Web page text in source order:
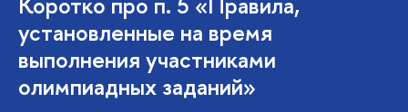
установленные на время
выполнения участниками
олимпиадных заданий»